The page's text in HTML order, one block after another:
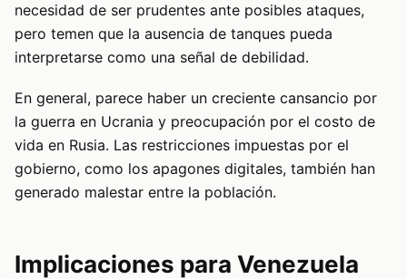
necesidad de ser prudentes ante posibles ataques,
pero temen que la ausencia de tanques pueda
interpretarse como una señal de debilidad.
En general, parece haber un creciente cansancio por
la guerra en Ucrania y preocupación por el costo de
vida en Rusia. Las restricciones impuestas por el
gobierno, como los apagones digitales, también han
generado malestar entre la población.
Implicaciones para Venezuela